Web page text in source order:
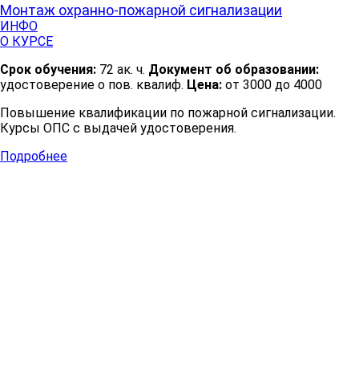
Монтаж охранно-пожарной сигнализации
ИНФО
О КУРСЕ
Срок обучения: 72 ак. ч. Документ об образовании:
удостоверение о пов. квалиф. Цена: от 3000 до 4000
Повышение квалификации по пожарной сигнализации.
Курсы ОПС с выдачей удостоверения.
Подробнее